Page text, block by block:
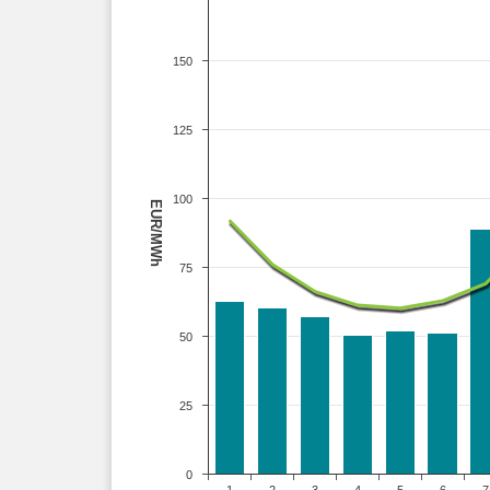
EUR/MWh
0
25
50
75
100
125
150